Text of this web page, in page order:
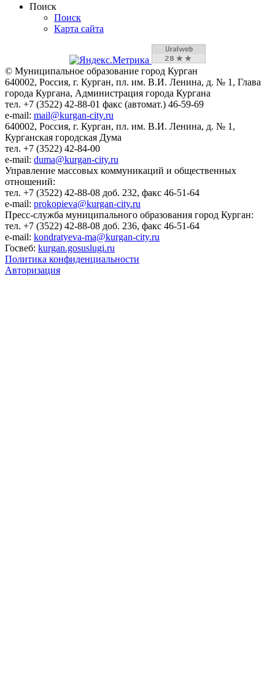
Поиск
Поиск
Карта сайта
© Муниципальное образование город Курган
640002, Россия, г. Курган, пл. им. В.И. Ленина, д. № 1, Глава
города Кургана, Администрация города Кургана
тел. +7 (3522) 42-88-01 факс (автомат.) 46-59-69
e-mail: mail@kurgan-city.ru
640002, Россия, г. Курган, пл. им. В.И. Ленина, д. № 1,
Курганская городская Дума
тел. +7 (3522) 42-84-00
e-mail: duma@kurgan-city.ru
Управление массовых коммуникаций и общественных
отношений:
тел. +7 (3522) 42-88-08 доб. 232, факс 46-51-64
e-mail: prokopieva@kurgan-city.ru
Пресс-служба муниципального образования город Курган:
тел. +7 (3522) 42-88-08 доб. 236, факс 46-51-64
e-mail: kondratyeva-ma@kurgan-city.ru
Госвеб: kurgan.gosuslugi.ru
Политика конфиденциальности
Авторизация